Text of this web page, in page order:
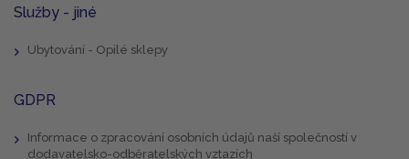
Služby - jiné
Ubytování - Opilé sklepy
GDPR
Informace o zpracování osobních údajů naší společností v
dodavatelsko-odběratelských vztazích